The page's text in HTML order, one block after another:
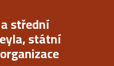
střední
státní